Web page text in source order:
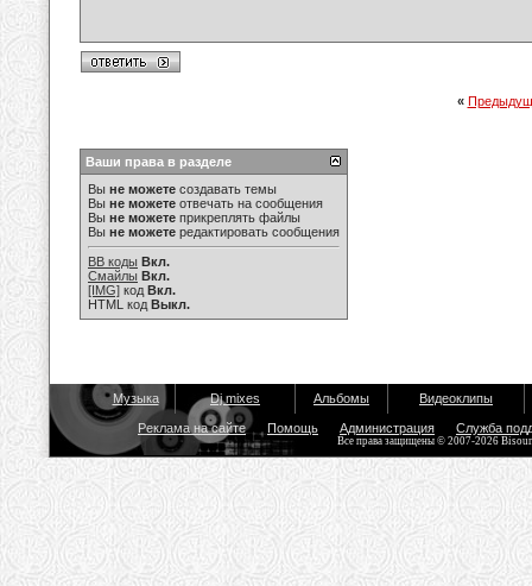
«
Ваши права в разделе
Вы не можете создавать темы
Вы не можете отвечать на сообщения
Вы не можете прикреплять файлы
Вы не можете редактировать сообщения
BB коды Вкл.
Смайлы Вкл.
[IMG] код Вкл.
HTML код Выкл.
Музыка Dj mixes Альбомы Видеоклипы
Реклама на сайте Помощь Администрация Служба
Все права защищены © 2007-2026